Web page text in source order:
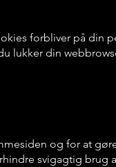
forbliver på din
lukker din
og for at
svigagtig brug